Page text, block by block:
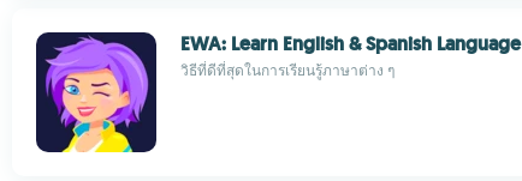
EWA: Learn English & Spanish Language
วิธีที่ดีที่สุดในการเรียนรู้ภาษาต่าง ๆ